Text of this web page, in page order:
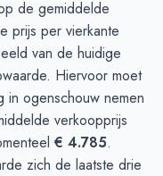
Bedrag
de gemiddelde
prijs per vierkante
van de huidige
Hiervoor moet
in ogenschouw nemen
verkoopprijs
€ 4.785.
zich de laatste drie